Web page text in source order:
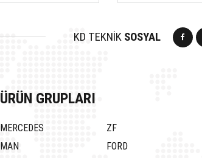
KD TEKNİK SOSYAL
ÜRÜN GRUPLARI
MERCEDES ZF
MAN
FORD